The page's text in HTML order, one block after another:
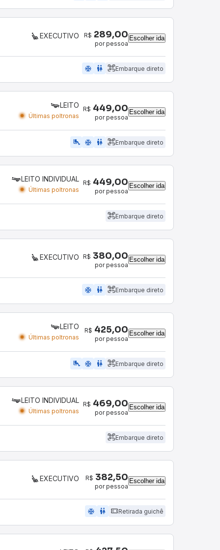
EXECUTIVO R$ 289,00
por pessoa
Escolher ida
ac_unit wc Embarque direto
LEITO
Últimas poltronas
R$ 449,00
por pessoa
Escolher ida
airline_seat_legroom_extra ac_unit wc Embarque direto
LEITO INDIVIDUAL
Últimas poltronas
R$ 449,00
por pessoa
Escolher ida
Embarque direto
EXECUTIVO R$ 380,00
por pessoa
Escolher ida
ac_unit wc Embarque direto
LEITO
Últimas poltronas
R$ 425,00
por pessoa
Escolher ida
airline_seat_legroom_extra ac_unit wc Embarque direto
LEITO INDIVIDUAL
Últimas poltronas
R$ 469,00
por pessoa
Escolher ida
Embarque direto
EXECUTIVO R$ 382,50
por pessoa
Escolher ida
ac_unit wc Retirada guichê